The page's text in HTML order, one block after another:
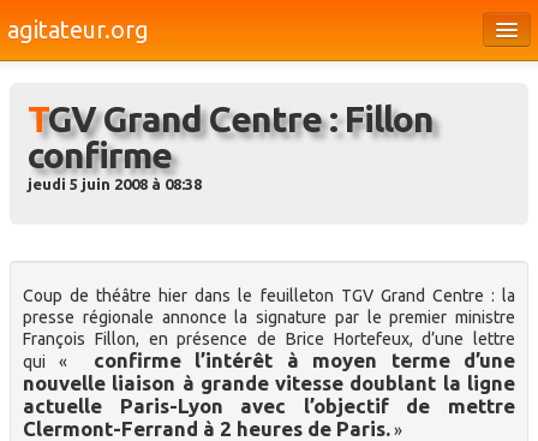
agitateur.org
Bourges & le Cher
Société
Médias
Dossiers
Brèves
TGV Grand Centre : Fillon
confirme
jeudi 5 juin 2008 à 08:38
Coup de théâtre hier dans le feuilleton TGV Grand Centre : la
presse régionale annonce la signature par le premier ministre
François Fillon, en présence de Brice Hortefeux, d’une lettre
qui «
confirme l’intérêt à moyen terme d’une
nouvelle liaison à grande vitesse doublant la ligne
actuelle Paris-Lyon avec l’objectif de mettre
Clermont-Ferrand à 2 heures de Paris.»